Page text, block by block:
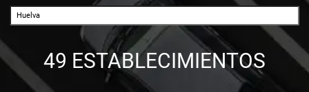
49 ESTABLECIMIENTOS